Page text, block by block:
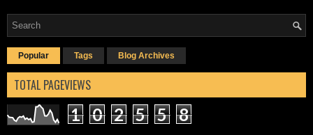
Popular Tags Blog Archives
TOTAL PAGEVIEWS
1 0 2 5 5 8